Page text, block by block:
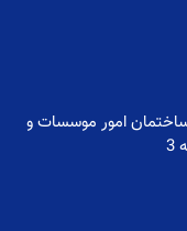
امور موسسات و
3